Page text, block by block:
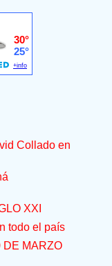
Collado en
XXI
todo el país
DE MARZO